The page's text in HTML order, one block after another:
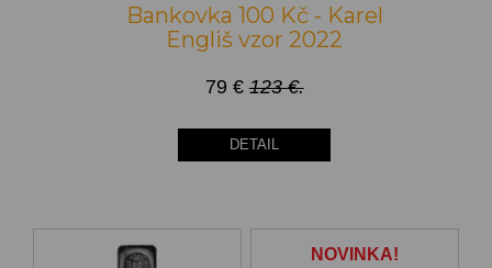
Bankovka 100 Kč - Karel
Engliš vzor 2022
79 € 123 €.
DETAIL
NOVINKA!